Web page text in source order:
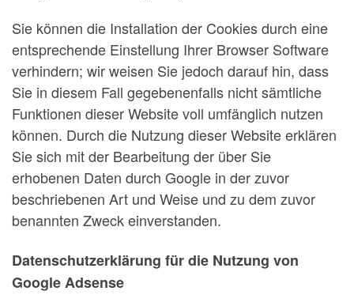
Sie können die Installation der Cookies durch eine
entsprechende Einstellung Ihrer Browser Software
verhindern; wir weisen Sie jedoch darauf hin, dass
Sie in diesem Fall gegebenenfalls nicht sämtliche
Funktionen dieser Website voll umfänglich nutzen
können. Durch die Nutzung dieser Website erklären
Sie sich mit der Bearbeitung der über Sie
erhobenen Daten durch Google in der zuvor
beschriebenen Art und Weise und zu dem zuvor
benannten Zweck einverstanden.
Datenschutzerklärung für die Nutzung von
Google Adsense